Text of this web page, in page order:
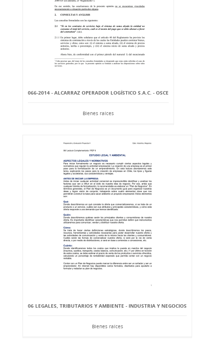
066-2014 - ALCARRAZ OPERADOR LOGÍSTICO S.A.C. - OSCE
Bienes raíces
06 LEGALES, TRIBUTARIOS Y AMBIENTE - INDUSTRIA Y NEGOCIOS
Bienes raíces